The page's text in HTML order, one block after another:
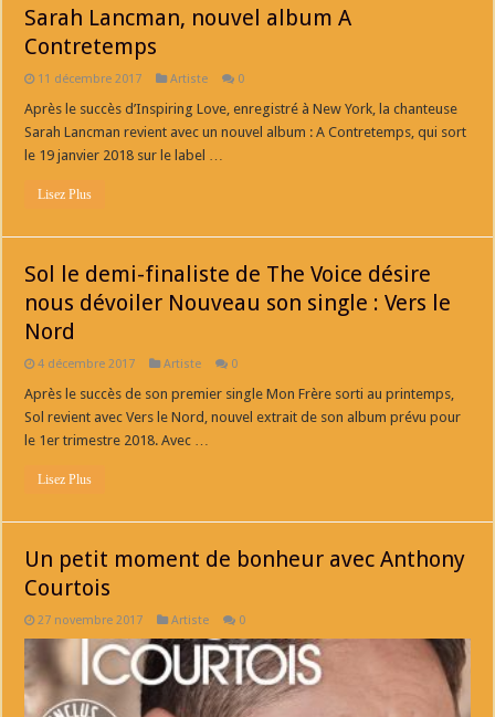
Sarah Lancman, nouvel album A
Contretemps
11 décembre 2017 Artiste 0
Après le succès d’Inspiring Love, enregistré à New York, la chanteuse
Sarah Lancman revient avec un nouvel album : A Contretemps, qui sort
le 19 janvier 2018 sur le label …
Lisez Plus
Sol le demi-finaliste de The Voice désire
nous dévoiler Nouveau son single : Vers le
Nord
4 décembre 2017 Artiste 0
Après le succès de son premier single Mon Frère sorti au printemps,
Sol revient avec Vers le Nord, nouvel extrait de son album prévu pour
le 1er trimestre 2018. Avec …
Lisez Plus
Un petit moment de bonheur avec Anthony
Courtois
27 novembre 2017 Artiste 0